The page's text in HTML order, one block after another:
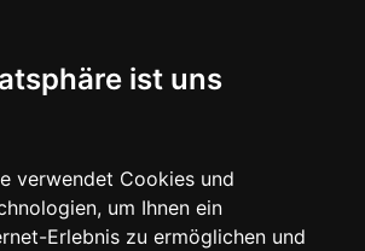
ist uns
verwendet Cookies und
um Ihnen ein
Erlebnis zu ermöglichen und